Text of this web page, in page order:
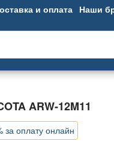
и оплата Наши
ARW-12M11
за оплату онлайн